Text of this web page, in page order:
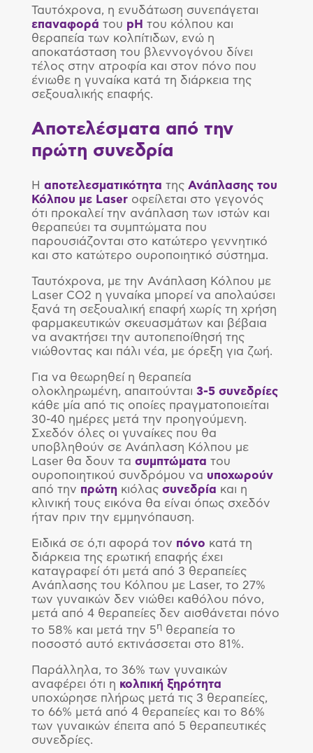
Ταυτόχρονα, η ενυδάτωση συνεπάγεται
επαναφορά του pH του κόλπου και
θεραπεία των κολπίτιδων, ενώ η
αποκατάσταση του βλεννογόνου δίνει
τέλος στην ατροφία και στον πόνο που
ένιωθε η γυναίκα κατά τη διάρκεια της
σεξουαλικής επαφής.
Αποτελέσματα από την
πρώτη συνεδρία
Η αποτελεσματικότητα της Ανάπλασης του
Κόλπου με Laserοφείλεται στο γεγονός
ότι προκαλεί την ανάπλαση των ιστών και
θεραπεύει τα συμπτώματα που
παρουσιάζονται στο κατώτερο γεννητικό
και στο κατώτερο ουροποιητικό σύστημα.
Ταυτόχρονα, με την Ανάπλαση Κόλπου με
Laser CO2 η γυναίκα μπορεί να απολαύσει
ξανά τη σεξουαλική επαφή χωρίς τη χρήση
φαρμακευτικών σκευασμάτων και βέβαια
να ανακτήσει την αυτοπεποίθησή της
νιώθοντας και πάλι νέα, με όρεξη για ζωή.
Για να θεωρηθεί η θεραπεία
ολοκληρωμένη, απαιτούνται 3-5 συνεδρίες
κάθε μία από τις οποίες πραγματοποιείται
30-40 ημέρες μετά την προηγούμενη.
Σχεδόν όλες οι γυναίκες που θα
υποβληθούν σε Ανάπλαση Κόλπου με
Laser θα δουν τα συμπτώματα του
ουροποιητικού συνδρόμου να υποχωρούν
από την πρώτη κιόλας συνεδρία και η
κλινική τους εικόνα θα είναι όπως σχεδόν
ήταν πριν την εμμηνόπαυση.
Ειδικά σε ό,τι αφορά τον πόνο κατά τη
διάρκεια της ερωτική επαφής έχει
καταγραφεί ότι μετά από 3 θεραπείες
Ανάπλασης του Κόλπου με Laser, το 27%
των γυναικών δεν νιώθει καθόλου πόνο,
μετά από 4 θεραπείες δεν αισθάνεται πόνο
το 58% και μετά την 5ηθεραπεία το
ποσοστό αυτό εκτινάσσεται στο 81%.
Παράλληλα, το 36% των γυναικών
αναφέρει ότι η κολπική ξηρότητα
υποχώρησε πλήρως μετά τις 3 θεραπείες,
το 66% μετά από 4 θεραπείες και το 86%
των γυναικών έπειτα από 5 θεραπευτικές
συνεδρίες.